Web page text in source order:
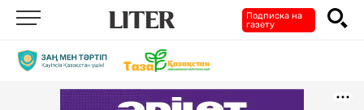
Подписка на
газету